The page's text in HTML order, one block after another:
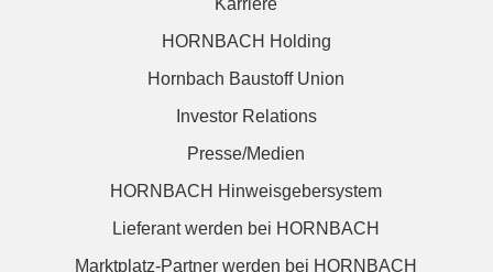
Karriere
HORNBACH Holding
Hornbach Baustoff Union
Investor Relations
Presse/Medien
HORNBACH Hinweisgebersystem
Lieferant werden bei HORNBACH
Marktplatz-Partner werden bei HORNBACH